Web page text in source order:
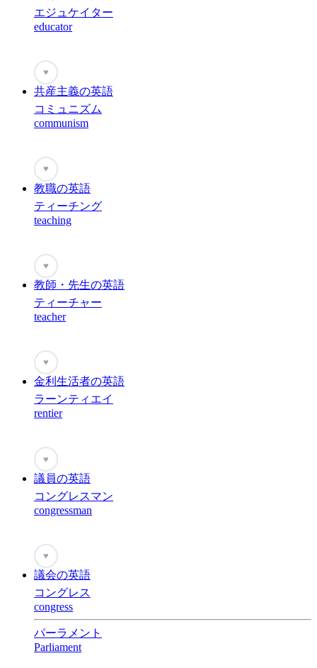
エジュケイター
educator
♥
共産主義の英語
コミュニズム
communism
♥
教職の英語
ティーチング
teaching
♥
教師・先生の英語
ティーチャー
teacher
♥
金利生活者の英語
ラーンティエイ
rentier
♥
議員の英語
コングレスマン
congressman
♥
議会の英語
コングレス
congress
パーラメント
Parliament